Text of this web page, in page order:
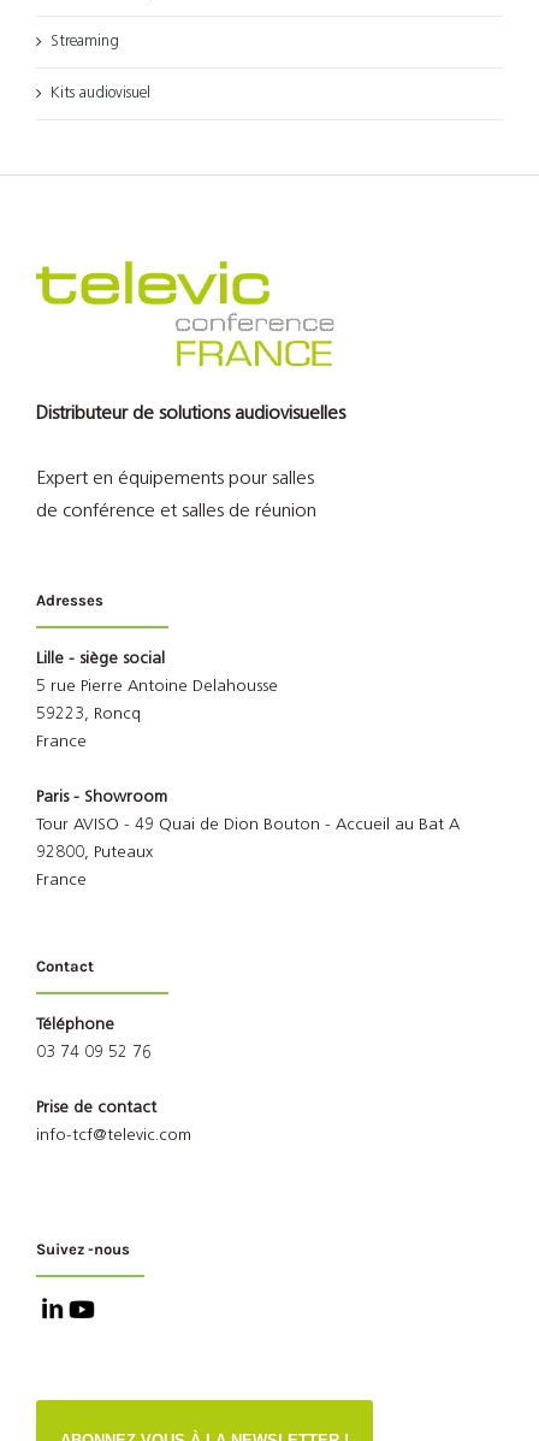
Streaming
Kits audiovisuel
Distributeur de solutions audiovisuelles
Expert en équipements pour salles
de conférence et salles de réunion
Adresses
Lille - siège social
5 rue Pierre Antoine Delahousse
59223, Roncq
France
Paris - Showroom
Tour AVISO - 49 Quai de Dion Bouton - Accueil au Bat A
92800, Puteaux
France
Contact
Téléphone
03 74 09 52 76
Prise de contact
info-tcf@televic.com
Suivez -nous